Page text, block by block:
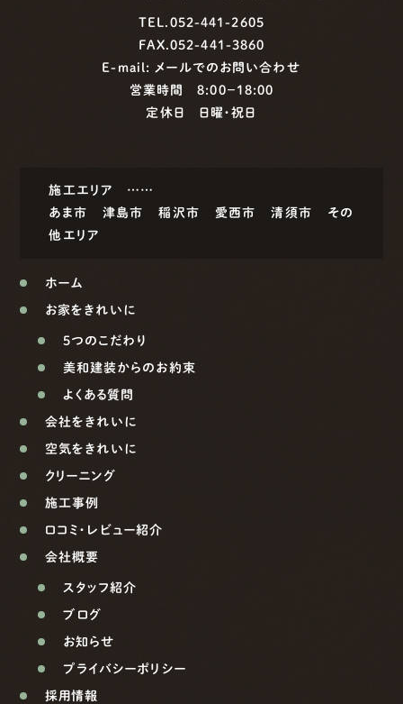
TEL.052-441-2605
FAX.052-441-3860
E-mail: メールでのお問い合わせ
営業時間 8:00−18:00
定休日 日曜・祝日
施工エリア ……
あま市
津島市 稲沢市 愛西市 清須市
その
他エリア
ホーム
お家をきれいに
5つのこだわり
美和建装からのお約束
よくある質問
会社をきれいに
空気をきれいに
クリーニング
施工事例
口コミ・レビュー紹介
会社概要
スタッフ紹介
ブログ
お知らせ
プライバシーポリシー
採用情報